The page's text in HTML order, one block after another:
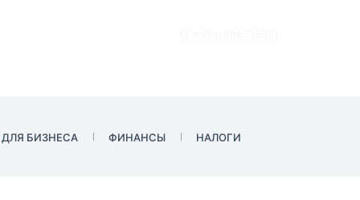
БИЗНЕСА ФИНАНСЫ НАЛОГИ